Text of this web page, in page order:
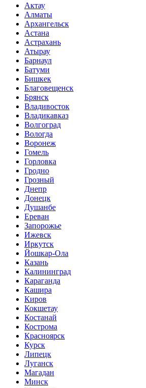
Актау
Алматы
Архангельск
Астана
Астрахань
Атырау
Барнаул
Батуми
Бишкек
Благовещенск
Брянск
Владивосток
Владикавказ
Волгоград
Вологда
Воронеж
Гомель
Горловка
Гродно
Грозный
Днепр
Донецк
Душанбе
Ереван
Запорожье
Ижевск
Иркутск
Йошкар-Ола
Казань
Калининград
Караганда
Кашира
Киров
Кокшетау
Костанай
Кострома
Красноярск
Курск
Липецк
Луганск
Магадан
Минск